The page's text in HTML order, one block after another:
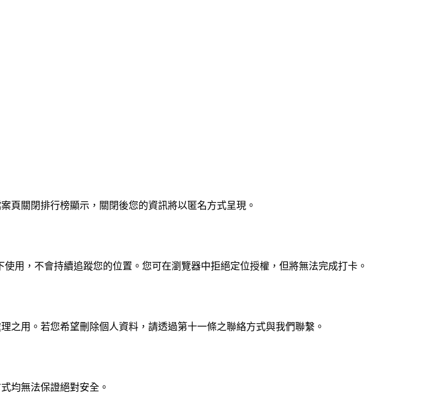
頁關閉排行榜顯示，關閉後您的資訊將以匿名方式呈現。
用，不會持續追蹤您的位置。您可在瀏覽器中拒絕定位授權，但將無法完成打卡。
之用。若您希望刪除個人資料，請透過第十一條之聯絡方式與我們聯繫。
均無法保證絕對安全。